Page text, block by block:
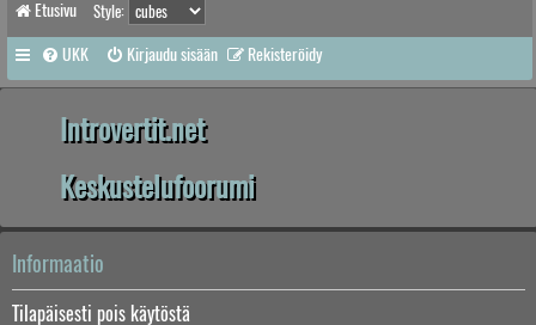
Etusivu Style:
UKK Kirjaudu sisään Rekisteröidy
Introvertit.net
Keskustelufoorumi
Informaatio
Tilapäisesti pois käytöstä